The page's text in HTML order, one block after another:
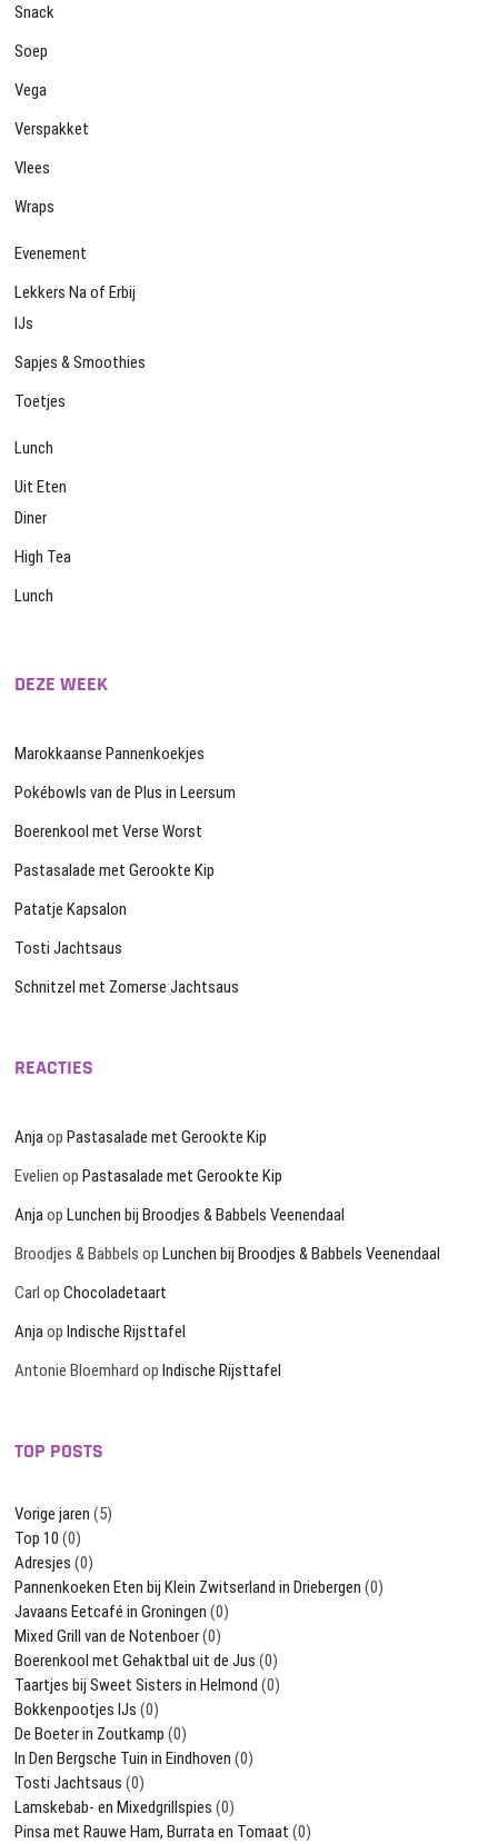
Snack
Soep
Vega
Verspakket
Vlees
Wraps
Evenement
Lekkers Na of Erbij
IJs
Sapjes & Smoothies
Toetjes
Lunch
Uit Eten
Diner
High Tea
Lunch
DEZE WEEK
Marokkaanse Pannenkoekjes
Pokébowls van de Plus in Leersum
Boerenkool met Verse Worst
Pastasalade met Gerookte Kip
Patatje Kapsalon
Tosti Jachtsaus
Schnitzel met Zomerse Jachtsaus
REACTIES
AnjaopPastasalade met Gerookte Kip
Evelien opPastasalade met Gerookte Kip
AnjaopLunchen bij Broodjes & Babbels Veenendaal
Broodjes & Babbels opLunchen bij Broodjes & Babbels Veenendaal
Carl opChocoladetaart
AnjaopIndische Rijsttafel
Antonie Bloemhard opIndische Rijsttafel
TOP POSTS
Vorige jaren (5)
Top 10 (0)
Adresjes (0)
Pannenkoeken Eten bij Klein Zwitserland in Driebergen (0)
Javaans Eetcafé in Groningen (0)
Mixed Grill van de Notenboer(0)
Boerenkool met Gehaktbal uit de Jus (0)
Taartjes bij Sweet Sisters in Helmond (0)
Bokkenpootjes IJs (0)
De Boeter in Zoutkamp (0)
In Den Bergsche Tuin in Eindhoven (0)
Tosti Jachtsaus (0)
Lamskebab- en Mixedgrillspies (0)
Pinsa met Rauwe Ham, Burrata en Tomaat (0)